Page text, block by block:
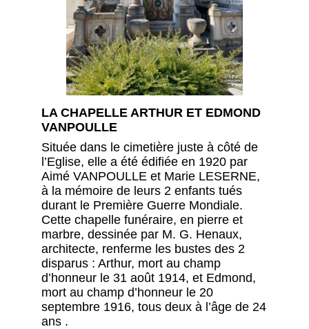
LA CHAPELLE ARTHUR ET EDMOND
VANPOULLE
Située dans le cimetière juste à côté de
l’Eglise, elle a été édifiée en 1920 par
Aimé VANPOULLE et Marie LESERNE,
à la mémoire de leurs 2 enfants tués
durant le Première Guerre Mondiale.
Cette chapelle funéraire, en pierre et
marbre, dessinée par M. G. Henaux,
architecte, renferme les bustes des 2
disparus : Arthur, mort au champ
d’honneur le 31 août 1914, et Edmond,
mort au champ d’honneur le 20
septembre 1916, tous deux à l’âge de 24
ans .